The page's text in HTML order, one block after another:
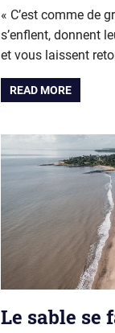
« C’est comme de
s’enflent, donnent
et vous laissent
READ MORE
Le sable se